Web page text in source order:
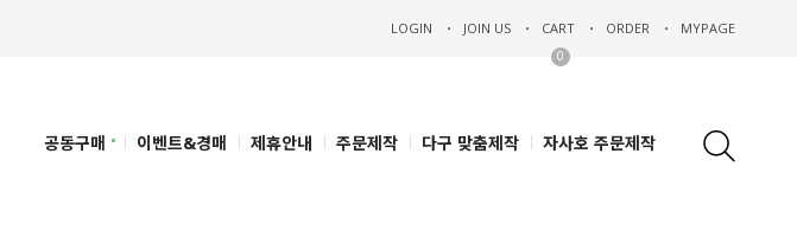
LOGIN JOIN US
CART
0
ORDER MYPAGE
공동구매 이벤트&경매 제휴안내 주문제작 다구 맞춤제작 자사호 주문제작